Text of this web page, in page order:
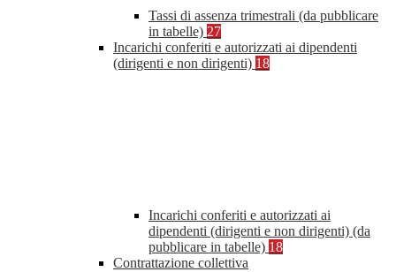
Tassi di assenza trimestrali (da pubblicare
in tabelle) 27
Incarichi conferiti e autorizzati ai dipendenti
(dirigenti e non dirigenti) 18
Incarichi conferiti e autorizzati ai
dipendenti (dirigenti e non dirigenti) (da
pubblicare in tabelle) 18
Contrattazione collettiva